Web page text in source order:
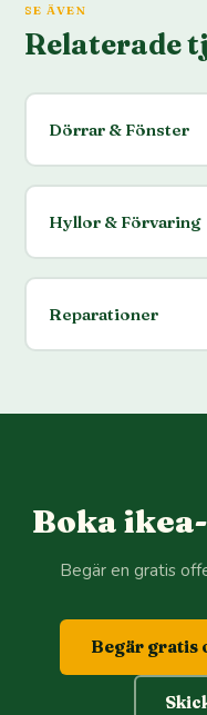
SE ÄVEN
Relaterade
Dörrar & Fönster
Hyllor & Förvaring
Reparationer
Boka
Begär en gratis
Begär gratis